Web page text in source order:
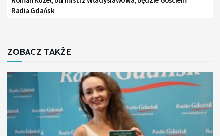
Radia Gdańsk
ZOBACZ TAKŻE